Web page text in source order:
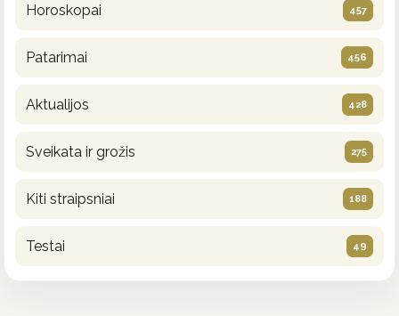
Horoskopai 457
Patarimai 456
Aktualijos 428
Sveikata ir grožis 275
Kiti straipsniai 188
Testai 49